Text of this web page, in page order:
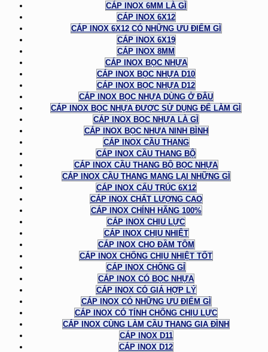
CÁP INOX 6MM LÀ GÌ
CÁP INOX 6X12
CÁP INOX 6X12 CÓ NHỮNG ƯU ĐIỂM GÌ
CÁP INOX 6X19
CÁP INOX 8MM
CÁP INOX BỌC NHỰA
CÁP INOX BỌC NHỰA D10
CÁP INOX BỌC NHỰA D12
CÁP INOX BỌC NHỰA DÙNG Ở ĐÂU
CÁP INOX BỌC NHỰA ĐƯỢC SỬ DỤNG ĐỂ LÀM GÌ
CÁP INOX BỌC NHỰA LÀ GÌ
CÁP INOX BỌC NHỰA NINH BÌNH
CÁP INOX CẦU THANG
CÁP INOX CẦU THANG BỘ
CÁP INOX CẦU THANG BỘ BỌC NHỰA
CÁP INOX CẦU THANG MANG LẠI NHỮNG GÌ
CÁP INOX CẤU TRÚC 6X12
CÁP INOX CHẤT LƯỢNG CAO
CÁP INOX CHÍNH HÃNG 100%
CÁP INOX CHỊU LỰC
CÁP INOX CHỊU NHIỆT
CÁP INOX CHO ĐẦM TÔM
CÁP INOX CHỐNG CHỊU NHIỆT TỐT
CÁP INOX CHỐNG GỈ
CÁP INOX CÓ BỌC NHỰA
CÁP INOX CÓ GIÁ HỢP LÝ
CÁP INOX CÓ NHỮNG ƯU ĐIỂM GÌ
CÁP INOX CÓ TÍNH CHỐNG CHỊU LỰC
CÁP INOX CÙNG LÀM CẦU THANG GIA ĐÌNH
CÁP INOX D11
CÁP INOX D12